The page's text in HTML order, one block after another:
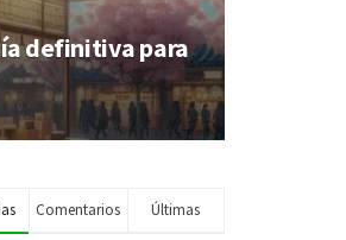
definitiva para
Comentarios Últimas